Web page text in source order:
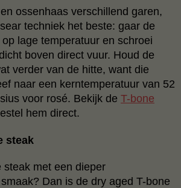
ossenhaas verschillend garen,
techniek het beste: gaar de
lage temperatuur en schroei
boven direct vuur. Houd de
verder van de hitte, want die
naar een kerntemperatuur van 52
voor rosé. Bekijk de T-bone
hem direct.
steak
steak met een dieper
Dan is de dry aged T-bone